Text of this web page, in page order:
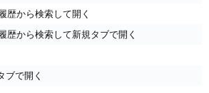
歴から検索して開く
歴から検索して新規タブで開く
ブで開く